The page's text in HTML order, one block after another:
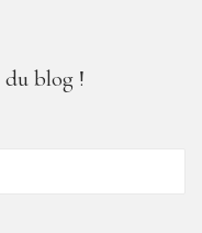
du blog !